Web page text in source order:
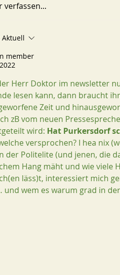
nicht, Herr
verfassen...
Aktuell
member
Herr Doktor im newsletter
lesen kann, dann braucht
Zeit und
zB vom neuen
wird: Hat Purkersdorf
versprochen? I hea nix
der Politelite (und jenen, die
Hang mäht und wie viele
läss)t, interessiert mich
und wem es warum grad in